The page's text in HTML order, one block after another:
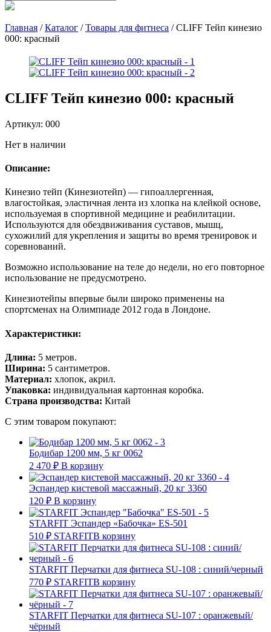
Главная /Каталог /Товары для фитнеса /CLIFF Тейп кинезио
000: красный
CLIFF Тейп кинезио 000: красный
Артикул: 000
Нет в наличии
Описание:
Кинезио тейп (Кинезиотейп) — гипоаллергенная,
влагостойкая, эластичная лента из хлопка на клейкой основе,
используемая в спортивной медицине и реабилитации.
Используются для обездвиживания суставов, мышц,
сухожилий для укрепления и защиты во время тренировок и
соревнований.
Возможно использование на теле до недели, но его повторное
использование не предусмотрено.
Кинезиотейпы впервые были широко применены на
спортсменах на Олимпиаде 2012 года в Лондоне.
Характеристики:
Длина: 5 метров.
Ширина: 5 сантиметров.
Материал: хлопок, акрил.
Упаковка: индивидуальная картонная коробка.
Страна производства: Китай
С этим товаром покупают:
Бодибар 1200 мм, 5 кг 0062
2 470 ₽ В корзину
Эспандер кистевой массажный, 20 кг 3360
120 ₽ В корзину
STARFIT Эспандер «Бабочка» ES-501
510 ₽ STARFITВ корзину
STARFIT Перчатки для фитнеса SU-108 : синий/черный
770 ₽ STARFITВ корзину
STARFIT Перчатки для фитнеса SU-107 : оранжевый/
чёрный